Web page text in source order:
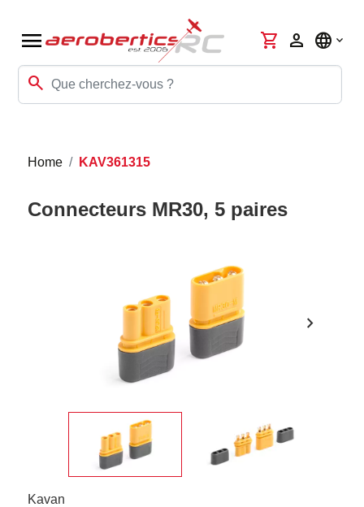
menu
search
shopping_cart person language
Home KAV361315
Connecteurs MR30, 5 paires
chevron_right
Kavan